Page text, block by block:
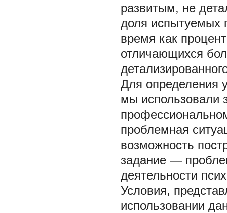
развитым, не
доля испытуемых
время как
отличающихся
Для определения
мы использовали
проблемная
возможность
задание —
деятельности
Условия,
использовании